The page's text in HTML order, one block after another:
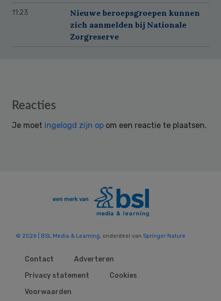
11:23
Nieuwe beroepsgroepen kunnen
zich aanmelden bij Nationale
Zorgreserve
Reader
Reacties
Je moet ingelogd zijn op om een reactie te plaatsen.
© 2026 | BSL Media & Learning, onderdeel van Springer Nature
Contact
Adverteren
Privacy statement
Cookies
Voorwaarden